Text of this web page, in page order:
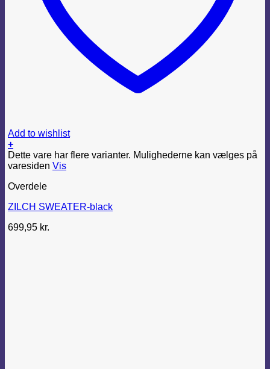
Add to wishlist
+
Dette vare har flere varianter. Mulighederne kan vælges på
varesiden Vis
Overdele
ZILCH SWEATER-black
699,95 kr.